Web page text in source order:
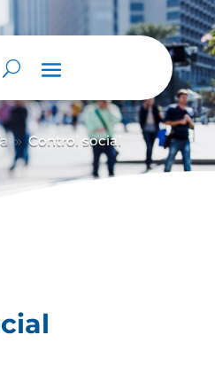
9 Control social